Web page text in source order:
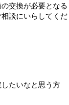
の交換が必要となる
談にいらしてくだ
たいなと思う方